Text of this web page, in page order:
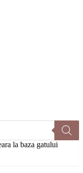
la baza gatului